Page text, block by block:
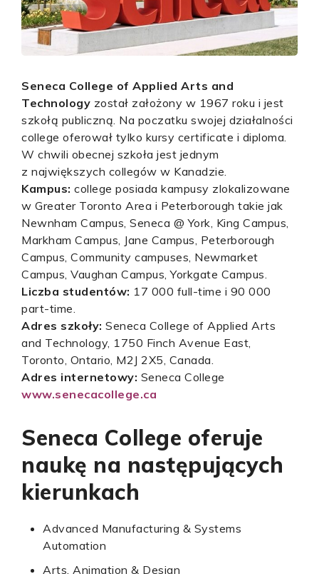
Seneca College of Applied Arts and
Technology został założony w 1967 roku i jest
szkołą publiczną. Na poczatku swojej działalności
college oferował tylko kursy certificate i diploma.
W chwili obecnej szkoła jest jednym
z największych collegów w Kanadzie.
Kampus: college posiada kampusy zlokalizowane
w Greater Toronto Area i Peterborough takie jak
Newnham Campus, Seneca @ York, King Campus,
Markham Campus, Jane Campus, Peterborough
Campus, Community campuses, Newmarket
Campus, Vaughan Campus, Yorkgate Campus.
Liczba studentów: 17 000 full-time i 90 000
part-time.
Adres szkoły: Seneca College of Applied Arts
and Technology, 1750 Finch Avenue East,
Toronto, Ontario, M2J 2X5, Canada.
Adres internetowy: Seneca College
www.senecacollege.ca
Seneca College oferuje
naukę na następujących
kierunkach
Advanced Manufacturing & Systems
Automation
Arts, Animation & Design